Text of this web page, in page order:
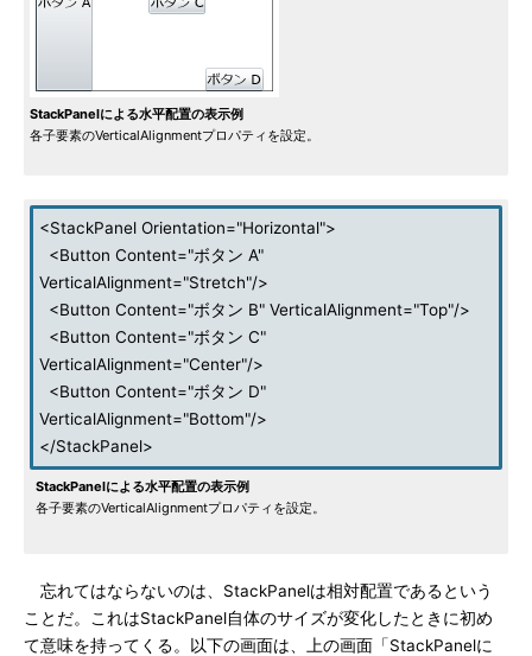
StackPanelによる水平配置の表示例
各子要素のVerticalAlignmentプロパティを設定。
<StackPanel Orientation="Horizontal">
<Button Content="ボタン A"
VerticalAlignment="Stretch"/>
<Button Content="ボタン B" VerticalAlignment="Top"/>
<Button Content="ボタン C"
VerticalAlignment="Center"/>
<Button Content="ボタン D"
VerticalAlignment="Bottom"/>
</StackPanel>
StackPanelによる水平配置の表示例
各子要素のVerticalAlignmentプロパティを設定。
忘れてはならないのは、StackPanelは相対配置であるという
ことだ。これはStackPanel自体のサイズが変化したときに初め
て意味を持ってくる。以下の画面は、上の画面「StackPanelに